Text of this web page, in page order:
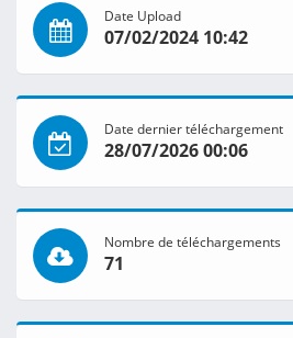
Date Upload
07/02/2024 10:42
Date dernier téléchargement
28/07/2026 00:06
Nombre de téléchargements
71